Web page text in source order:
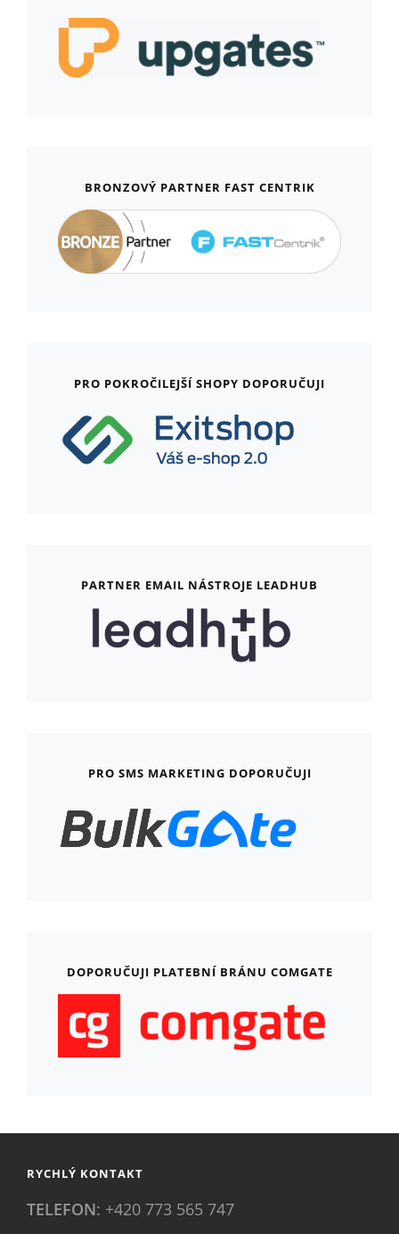
BRONZOVÝ PARTNER FAST CENTRIK
PRO POKROČILEJŠÍ SHOPY DOPORUČUJI
PARTNER EMAIL NÁSTROJE LEADHUB
PRO SMS MARKETING DOPORUČUJI
DOPORUČUJI PLATEBNÍ BRÁNU COMGATE
RYCHLÝ KONTAKT
TELEFON: +420 773 565 747